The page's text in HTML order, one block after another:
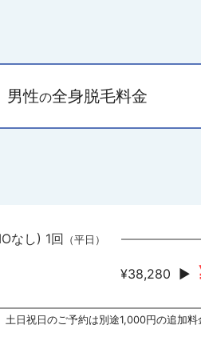
男性の全身脱毛料金
なし) 1回 （平日）
¥38,280 ▶
土日祝日のご予約は別途1,000円の追加